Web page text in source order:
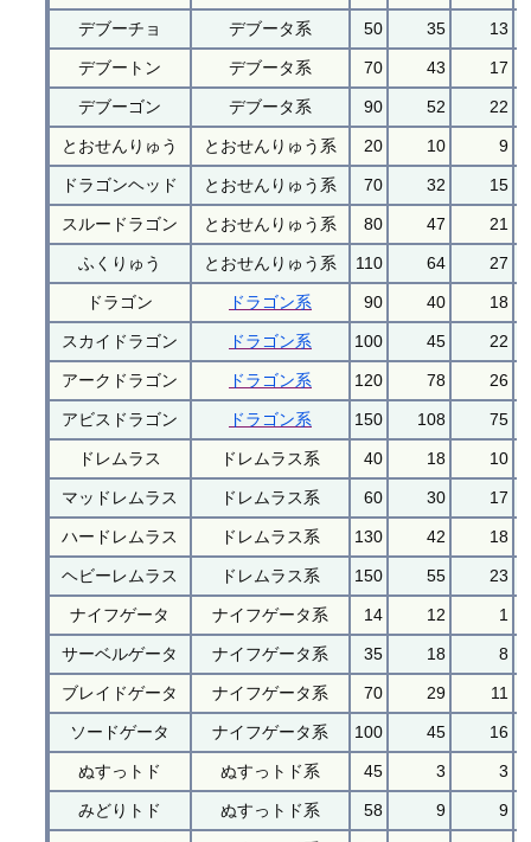
デブーチョ デブータ系 50 35 13
デブートン デブータ系 70 43 17
デブーゴン デブータ系 90 52 22
とおせんりゅう とおせんりゅう系 20 10 9
ドラゴンヘッド とおせんりゅう系 70 32 15
スルードラゴン とおせんりゅう系 80 47 21
ふくりゅう とおせんりゅう系 110 64 27
ドラゴン ドラゴン系 90 40 18
スカイドラゴン ドラゴン系 100 45 22
アークドラゴン ドラゴン系 120 78 26
アビスドラゴン ドラゴン系 150 108 75
ドレムラス ドレムラス系 40 18 10
マッドレムラス ドレムラス系 60 30 17
ハードレムラス ドレムラス系 130 42 18
ヘビーレムラス ドレムラス系 150 55 23
ナイフゲータ ナイフゲータ系 14 12 1
サーベルゲータ ナイフゲータ系 35 18 8
ブレイドゲータ ナイフゲータ系 70 29 11
ソードゲータ ナイフゲータ系 100 45 16
ぬすっトド ぬすっトド系 45 3 3
みどりトド ぬすっトド系 58 9 9